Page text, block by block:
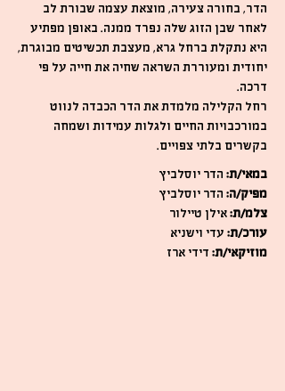
הדר, בחורה צעירה, מוצאת עצמה שבורת לב
לאחר שבן הזוג שלה נפרד ממנה. באופן מפתיע
היא נתקלת ברחל גרא, מעצבת תכשיטים מבוגרת,
יחודית ומעוררת השראה שחיה את חייה על פי
דרכה.
רחל הקלילה מלמדת את הדר הכבדה לנווט
במורכבויות החיים ולגלות עמידות ושמחה
בקשרים בלתי צפויים.
במאי/ת: הדר יוסלביץ
מפיק/ה: הדר יוסלביץ
צלמ/ת:אילן טיילור
עורכ/ת: עדי וישניא
מוזיקאי/ת: דידי ארז